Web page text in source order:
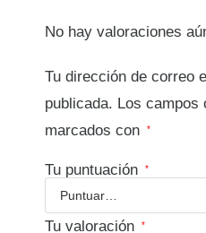
No hay valoraciones
Tu dirección de correo
publicada. Los campos
marcados con
*
Tu puntuación *
Tu valoración *